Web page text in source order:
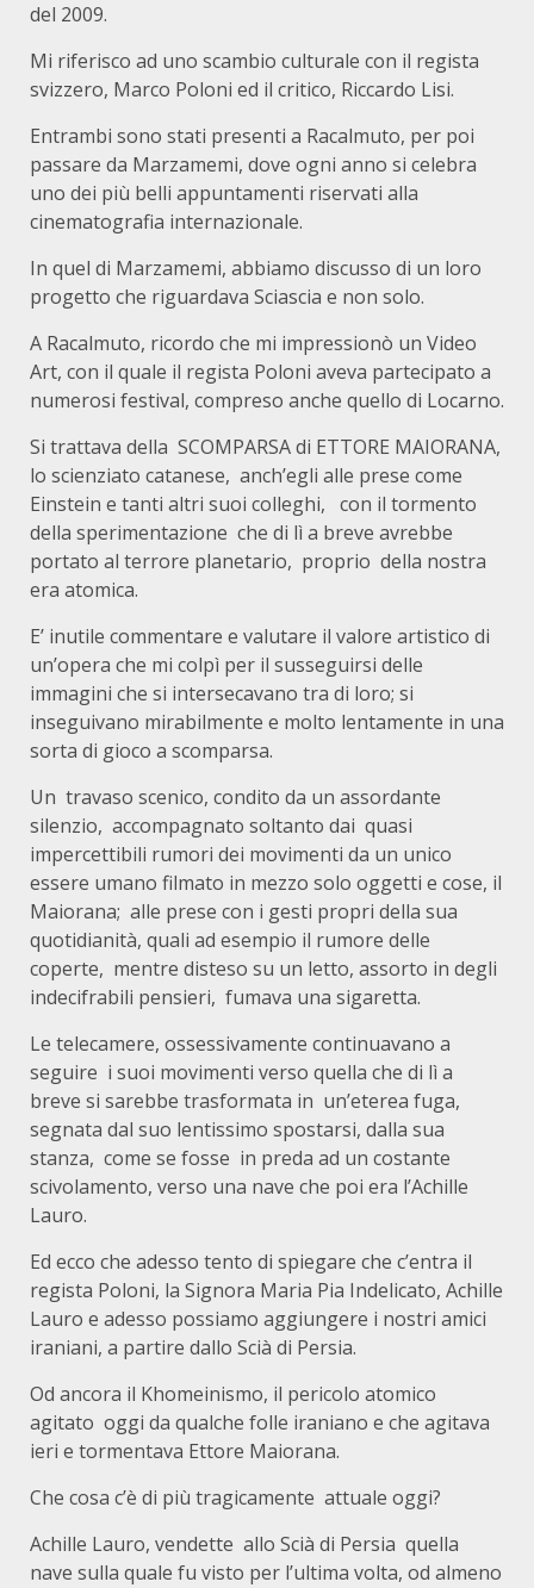
del 2009.
Mi riferisco ad uno scambio culturale con il regista
svizzero, Marco Poloni ed il critico, Riccardo Lisi.
Entrambi sono stati presenti a Racalmuto, per poi
passare da Marzamemi, dove ogni anno si celebra
uno dei più belli appuntamenti riservati alla
cinematografia internazionale.
In quel di Marzamemi, abbiamo discusso di un loro
progetto che riguardava Sciascia e non solo.
A Racalmuto, ricordo che mi impressionò un Video
Art, con il quale il regista Poloni aveva partecipato a
numerosi festival, compreso anche quello di Locarno.
Si trattava della SCOMPARSA di ETTORE MAIORANA,
lo scienziato catanese, anch’egli alle prese come
Einstein e tanti altri suoi colleghi, con il tormento
della sperimentazione che di lì a breve avrebbe
portato al terrore planetario, proprio della nostra
era atomica.
E’ inutile commentare e valutare il valore artistico di
un’opera che mi colpì per il susseguirsi delle
immagini che si intersecavano tra di loro; si
inseguivano mirabilmente e molto lentamente in una
sorta di gioco a scomparsa.
Un travaso scenico, condito da un assordante
silenzio, accompagnato soltanto dai quasi
impercettibili rumori dei movimenti da un unico
essere umano filmato in mezzo solo oggetti e cose, il
Maiorana; alle prese con i gesti propri della sua
quotidianità, quali ad esempio il rumore delle
coperte, mentre disteso su un letto, assorto in degli
indecifrabili pensieri, fumava una sigaretta.
Le telecamere, ossessivamente continuavano a
seguire i suoi movimenti verso quella che di lì a
breve si sarebbe trasformata in un’eterea fuga,
segnata dal suo lentissimo spostarsi, dalla sua
stanza, come se fosse in preda ad un costante
scivolamento, verso una nave che poi era l’Achille
Lauro.
Ed ecco che adesso tento di spiegare che c’entra il
regista Poloni, la Signora Maria Pia Indelicato, Achille
Lauro e adesso possiamo aggiungere i nostri amici
iraniani, a partire dallo Scià di Persia.
Od ancora il Khomeinismo, il pericolo atomico
agitato oggi da qualche folle iraniano e che agitava
ieri e tormentava Ettore Maiorana.
Che cosa c’è di più tragicamente attuale oggi?
Achille Lauro, vendette allo Scià di Persia quella
nave sulla quale fu visto per l’ultima volta, od almeno